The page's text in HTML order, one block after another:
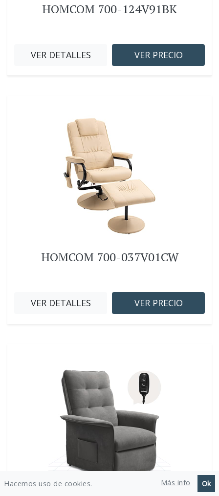
HOMCOM 700-124V91BK
VER DETALLES VER PRECIO
HOMCOM 700-037V01CW
VER DETALLES VER PRECIO
Hacemos uso de cookies. Más info Ok